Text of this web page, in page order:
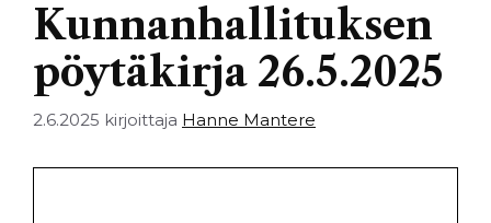
Kunnanhallituksen
pöytäkirja 26.5.2025
2.6.2025 kirjoittaja Hanne Mantere